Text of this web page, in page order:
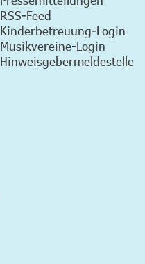
RSS-Feed
Kinderbetreuung-Login
Musikvereine-Login
Hinweisgebermeldestelle